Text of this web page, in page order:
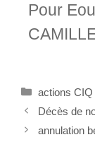
Pour
actions CIQ
Décès de
annulation